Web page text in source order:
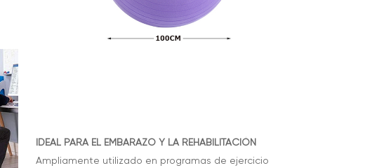
IDEAL PARA EL EMBARAZO Y LA REHABILITACIÓN
Ampliamente utilizado en programas de ejercicio